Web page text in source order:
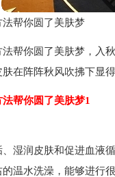
帮你圆了美肤梦
帮你圆了美肤梦，入
在阵阵秋风吹拂下显
帮你圆了美肤梦1
湿润皮肤和促进血液
温水洗澡，能够进行